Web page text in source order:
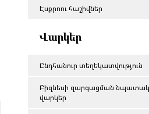
Էսքրոու հաշիվներ
Վարկեր
Ընդհանուր տեղեկատվություն
Բիզնեսի զարգացման
վարկեր